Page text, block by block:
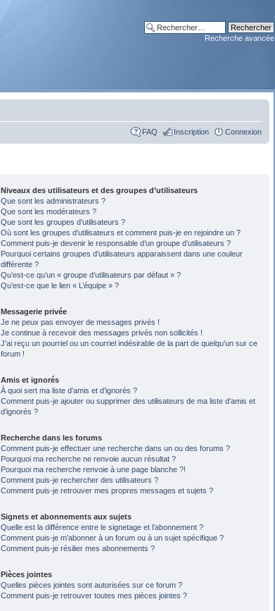
Recherche avancée
FAQ Inscription Connexion
Niveaux des utilisateurs et des groupes d’utilisateurs
Que sont les administrateurs ?
Que sont les modérateurs ?
Que sont les groupes d’utilisateurs ?
Où sont les groupes d’utilisateurs et comment puis-je en rejoindre un ?
Comment puis-je devenir le responsable d’un groupe d’utilisateurs ?
Pourquoi certains groupes d’utilisateurs apparaissent dans une couleur
différente ?
Qu’est-ce qu’un « groupe d’utilisateurs par défaut » ?
Qu’est-ce que le lien « L’équipe » ?
Messagerie privée
Je ne peux pas envoyer de messages privés !
Je continue à recevoir des messages privés non sollicités !
J’ai reçu un pourriel ou un courriel indésirable de la part de quelqu’un sur ce
forum !
Amis et ignorés
À quoi sert ma liste d’amis et d’ignorés ?
Comment puis-je ajouter ou supprimer des utilisateurs de ma liste d’amis et
d’ignorés ?
Recherche dans les forums
Comment puis-je effectuer une recherche dans un ou des forums ?
Pourquoi ma recherche ne renvoie aucun résultat ?
Pourquoi ma recherche renvoie à une page blanche ?!
Comment puis-je rechercher des utilisateurs ?
Comment puis-je retrouver mes propres messages et sujets ?
Signets et abonnements aux sujets
Quelle est la différence entre le signetage et l’abonnement ?
Comment puis-je m’abonner à un forum ou à un sujet spécifique ?
Comment puis-je résilier mes abonnements ?
Pièces jointes
Quelles pièces jointes sont autorisées sur ce forum ?
Comment puis-je retrouver toutes mes pièces jointes ?